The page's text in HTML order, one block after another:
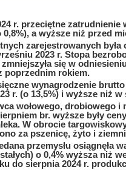
r. przeciętne
a wyższe niż przed
zarejestrowanych była
2023 r. Stopa
zmniejszyła się w
poprzednim rokiem.
wynagrodzenie
r. (o 13,5%) i wyższe niż w
wołowego, drobiowego i
br. wyższe były
W obrocie
za pszenicę, żyto i
przemysłu osiągnęła
o 0,4% wyższa niż
do sierpnia 2024 r.